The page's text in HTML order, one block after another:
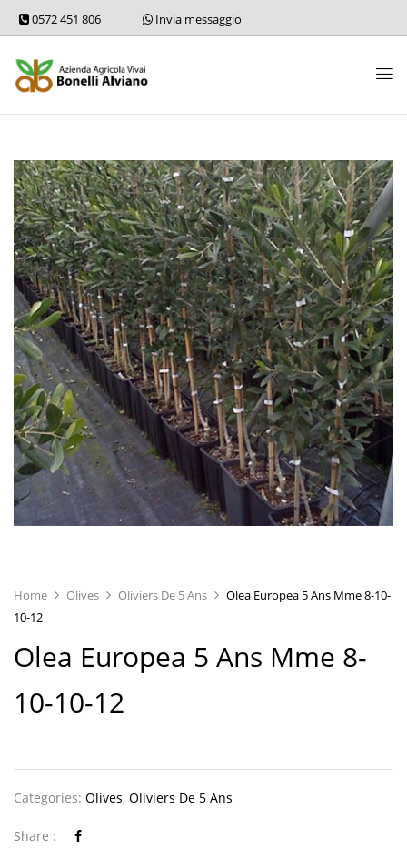
0572 451 806 Invia messaggio
Home Olives Oliviers De 5 Ans
Olea Europea 5 Ans Mme 8-10-
10-12
Olea Europea 5 Ans Mme 8-
10-10-12
Categories: Olives, Oliviers De 5 Ans
Share :